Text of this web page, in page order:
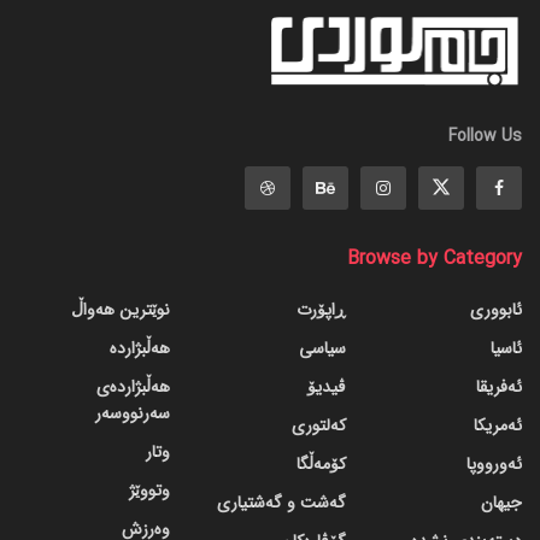
Follow Us
Browse by Category
ئابووری
ئاسیا
ئەفریقا
ئەمریکا
ئەورووپا
جیهان
ڕاپۆرت
سیاسی
ڤیدیۆ
کەلتوری
کۆمەڵگا
گه‌شت و گه‌شتیاری
نوێترین هەواڵ
هەڵبژاردە
هەڵبژاردەی
سەرنووسەر
وتار
وتووێژ
وەرزش